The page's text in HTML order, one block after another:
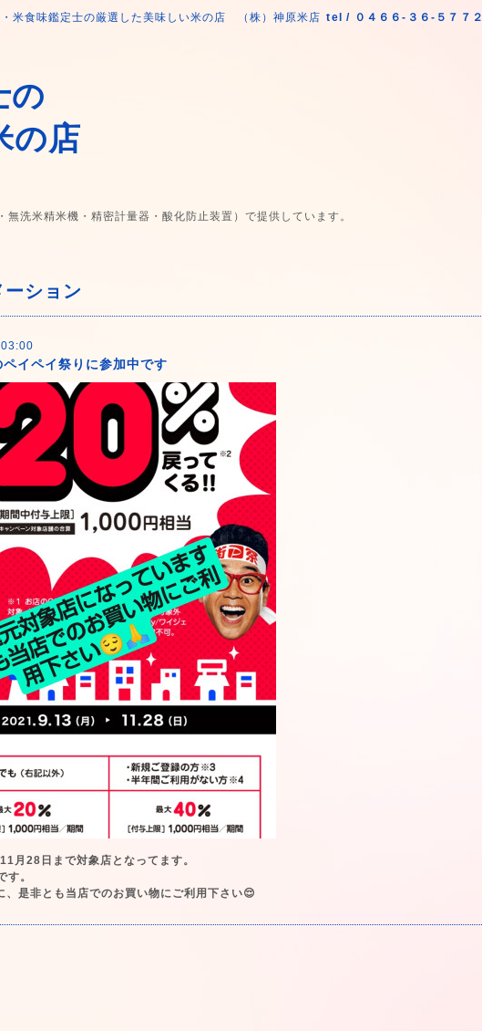
米食味鑑定士の厳選した美味しい米の店 （株）神原米店 tel / ０４６６-３６-５７７２
の
の店
洗米精米機・精密計量器・酸化防止装置）で提供しています。
ション
イペイ祭りに参加中です
月28日まで対象店となってます。
す。
、是非とも当店でのお買い物にご利用下さい😌